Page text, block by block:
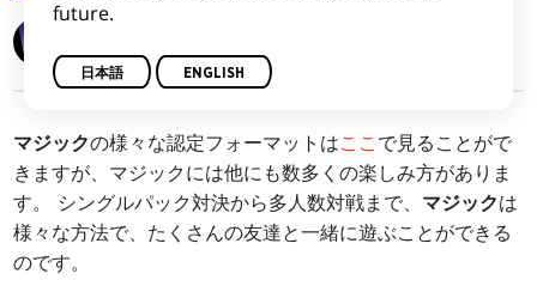
マジックの様々な認定フォーマットはここで見ることがで
きますが、マジックには他にも数多くの楽しみ方がありま
す。 シングルパック対決から多人数対戦まで、 マジックは
様々な方法で、たくさんの友達と一緒に遊ぶことができる
のです。
future.
日本語 ENGLISH